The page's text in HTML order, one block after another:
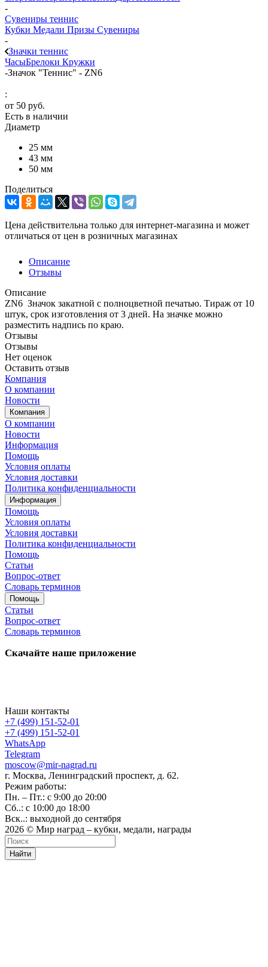
-
Сувениры теннис
Кубки Медали Призы Сувениры
-
Значки теннис
ЧасыБрелоки Кружки
-Значок "Теннис" - ZN6
:
от 50 руб.
Есть в наличии
Диаметр
25 мм
43 мм
50 мм
Поделиться
Цена действительна только для интернет-магазина и может
отличаться от цен в розничных магазинах
Описание
Отзывы
Описание
ZN6 Значок закатной с полноцветной печатью. Тираж от 10
штук, срок изготовления от 3 дней. На значке можно
разместить надпись по краю.
Отзывы
Отзывы
Нет оценок
Оставить отзыв
Компания
О компании
Новости
Компания
О компании
Новости
Информация
Помощь
Условия оплаты
Условия доставки
Политика конфиденциальности
Информация
Помощь
Условия оплаты
Условия доставки
Политика конфиденциальности
Помощь
Статьи
Вопрос-ответ
Словарь терминов
Помощь
Статьи
Вопрос-ответ
Словарь терминов
Скачайте наше приложение
Наши контакты
+7 (499) 151-52-01
+7 (499) 151-52-01
WhatsApp
Telegram
moscow@mir-nagrad.ru
г. Москва, Ленинградский проспект, д. 62.
Режим работы:
Пн. – Пт.: с 9:00 до 20:00
Сб..: с 10:00 до 18:00
Вск..: выходной до сентября
2026 © Мир наград – кубки, медали, награды
Найти